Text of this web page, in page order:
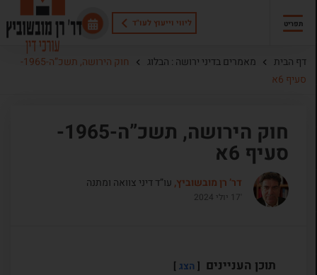
ליווי וייעוץ לעו"ד תפריט
דף הבית מאמרים בדיני ירושה : הבלוג
חוק הירושה, תשכ”ה-1965-
סעיף 6א
חוק הירושה, תשכ”ה-1965-
סעיף 6א
דר’ רן מובשוביץ,עו”ד דיני צוואה ומתנה
תוכן העניינים הצג